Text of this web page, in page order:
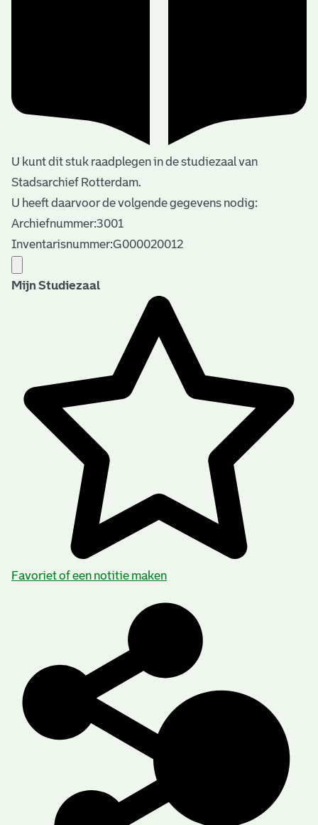
U kunt dit stuk raadplegen in de studiezaal van
Stadsarchief Rotterdam.
U heeft daarvoor de volgende gegevens nodig:
Archiefnummer:3001
Inventarisnummer:G000020012
Mijn Studiezaal
Favoriet of een notitie maken